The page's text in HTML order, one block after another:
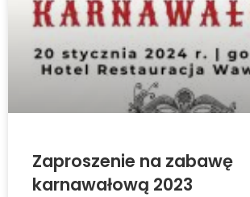
Zaproszenie na zabawę
karnawałową 2023